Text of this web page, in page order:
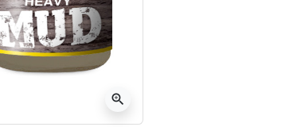
zoom_in